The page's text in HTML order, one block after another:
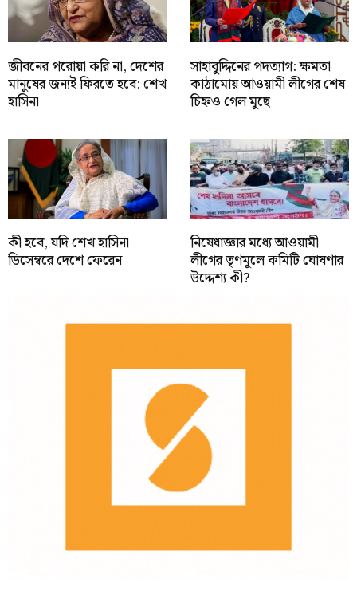
জীবনের পরোয়া করি না, দেশের
মানুষের জন্যই ফিরতে হবে: শেখ
হাসিনা
সাহাবু্দ্দিনের পদত্যাগ: ক্ষমতা
কাঠামোয় আওয়ামী লীগের শেষ
চিহ্নও গেল মুছে
কী হবে, যদি শেখ হাসিনা
ডিসেম্বরে দেশে ফেরেন
নিষেধাজ্ঞার মধ্যে আওয়ামী
লীগের তৃণমূলে কমিটি ঘোষণার
উদ্দেশ্য কী?